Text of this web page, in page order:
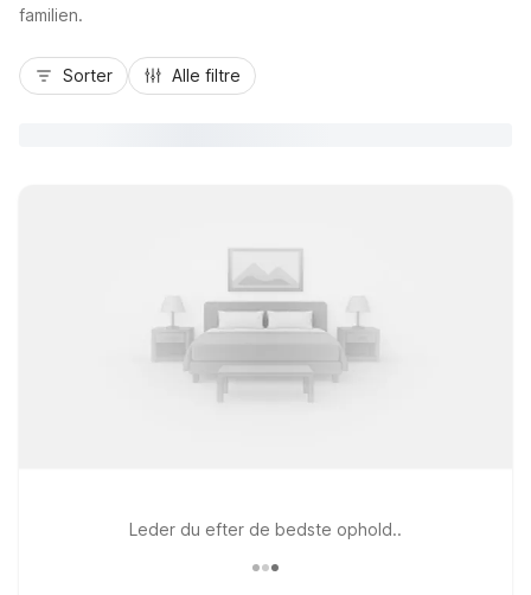
familien.
Sorter Alle filtre
Leder du efter de bedste ophold..